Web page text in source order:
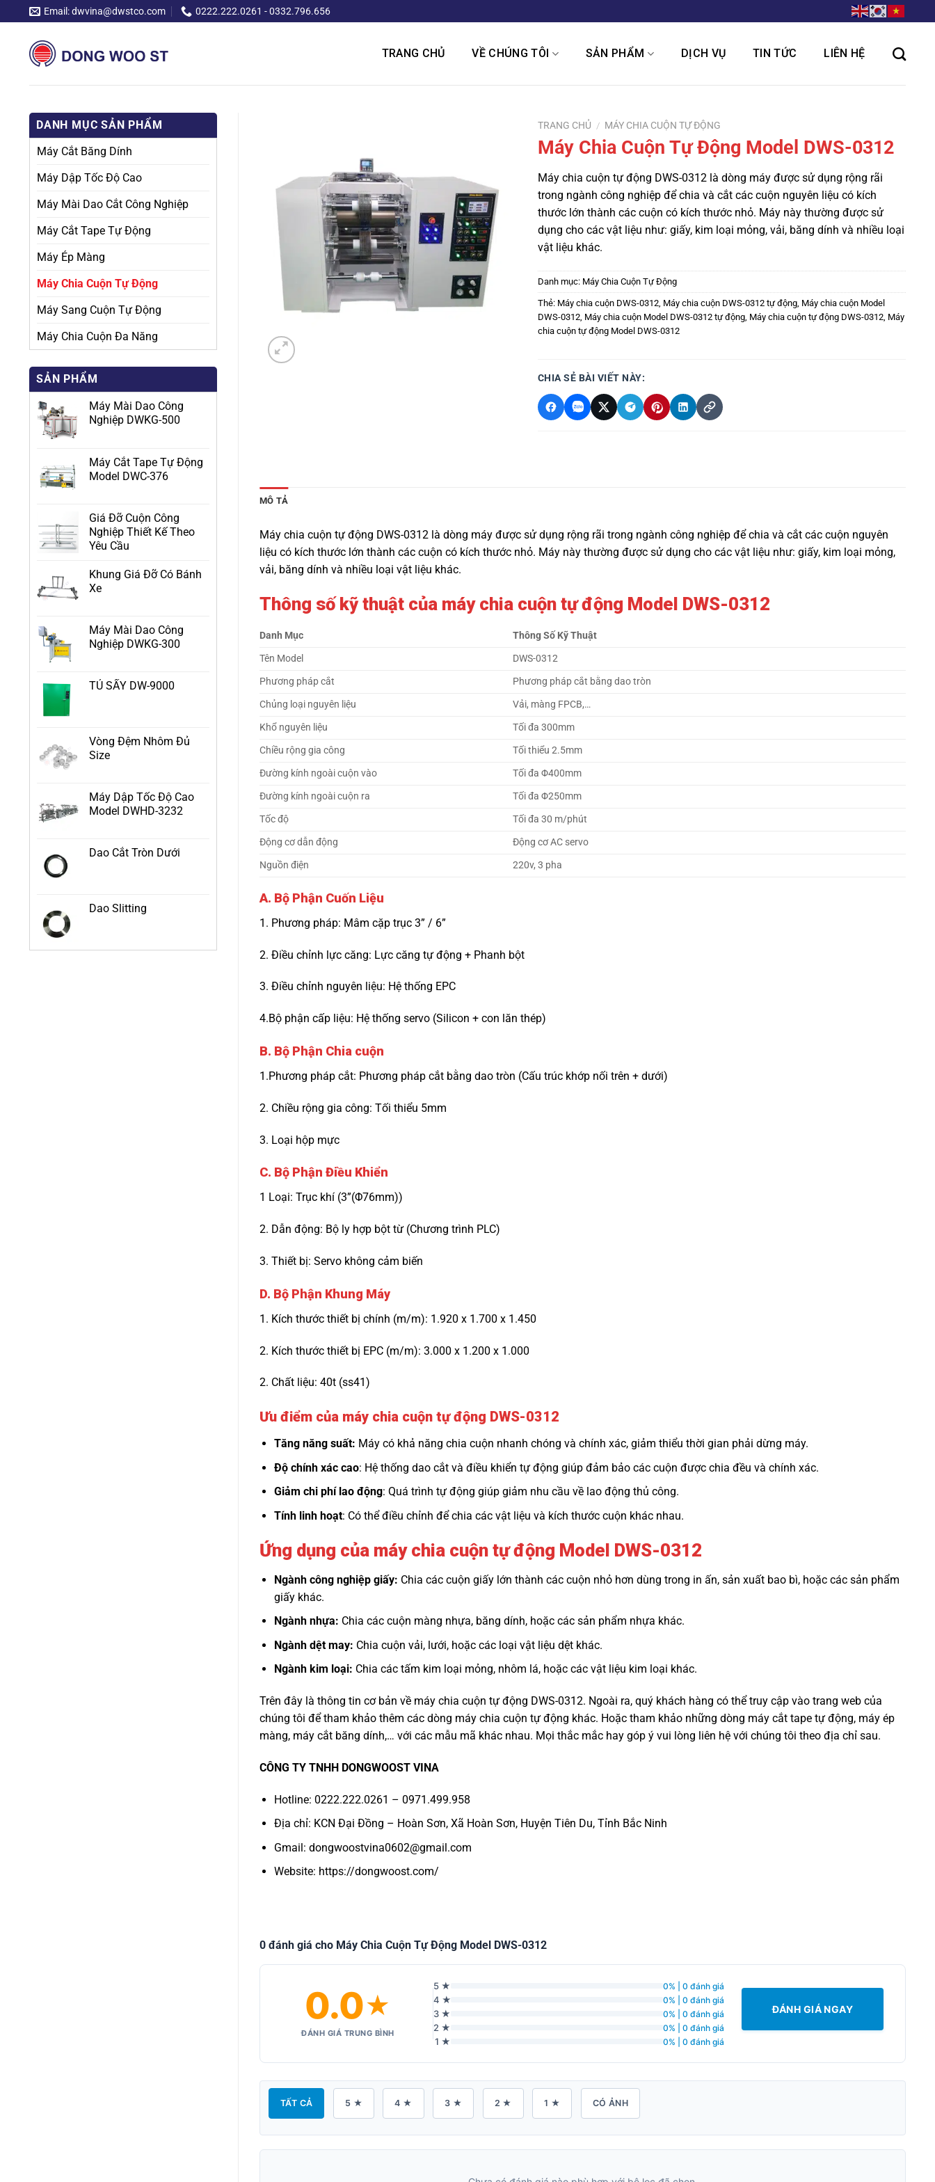
Chuyển
đến
Email: dwvina@dwstco.com 0222.222.0261 - 0332.796.656
TRANG CHỦ VỀ CHÚNG TÔI SẢN PHẨM DỊCH VỤ TIN TỨC LIÊN HỆ
DANH MỤC SẢN PHẨM
Máy Cắt Băng Dính
Máy Dập Tốc Độ Cao
Máy Mài Dao Cắt Công Nghiệp
Máy Cắt Tape Tự Động
Máy Ép Màng
Máy Chia Cuộn Tự Động
Máy Sang Cuộn Tự Động
Máy Chia Cuộn Đa Năng
SẢN PHẨM
Máy Mài Dao Công
Nghiệp DWKG-500
Máy Cắt Tape Tự Động
Model DWC-376
Giá Đỡ Cuộn Công
Nghiệp Thiết Kế Theo
Yêu Cầu
Khung Giá Đỡ Có Bánh
Xe
Máy Mài Dao Công
Nghiệp DWKG-300
TỦ SẤY DW-9000
Vòng Đệm Nhôm Đủ
Size
Máy Dập Tốc Độ Cao
Model DWHD-3232
Dao Cắt Tròn Dưới
Dao Slitting
TRANG CHỦ / MÁY CHIA CUỘN TỰ ĐỘNG
Máy Chia Cuộn Tự Động Model DWS-0312
Máy chia cuộn tự động DWS-0312 là dòng máy được sử dụng rộng rãi
trong ngành công nghiệp để chia và cắt các cuộn nguyên liệu có kích
thước lớn thành các cuộn có kích thước nhỏ. Máy này thường được sử
dụng cho các vật liệu như: giấy, kim loại mỏng, vải, băng dính và nhiều loại
vật liệu khác.
Danh mục: Máy Chia Cuộn Tự Động
Thẻ: Máy chia cuộn DWS-0312, Máy chia cuộn DWS-0312 tự động, Máy chia cuộn Model
DWS-0312, Máy chia cuộn Model DWS-0312 tự động, Máy chia cuộn tự động DWS-0312, Máy
chia cuộn tự động Model DWS-0312
CHIA SẺ BÀI VIẾT NÀY:
MÔ TẢ
Máy chia cuộn tự động DWS-0312 là dòng máy được sử dụng rộng rãi trong ngành công nghiệp để chia và cắt các cuộn nguyên
liệu có kích thước lớn thành các cuộn có kích thước nhỏ. Máy này thường được sử dụng cho các vật liệu như: giấy, kim loại mỏng,
vải, băng dính và nhiều loại vật liệu khác.
Thông số kỹ thuật của máy chia cuộn tự động Model DWS-0312
Danh Mục
Thông Số Kỹ Thuật
Tên Model
DWS-0312
Phương pháp cắt
Phương pháp cắt bằng dao tròn
Chủng loại nguyên liệu
Vải, màng FPCB,…
Khổ nguyên liệu
Tối đa 300mm
Chiều rộng gia công
Tối thiểu 2.5mm
Đường kính ngoài cuộn vào
Tối đa Φ400mm
Đường kính ngoài cuộn ra
Tối đa Φ250mm
Tốc độ
Tối đa 30 m/phút
Động cơ dẫn động
Động cơ AC servo
Nguồn điện
220v, 3 pha
A. Bộ Phận Cuốn Liệu
1. Phương pháp: Mâm cặp trục 3” / 6”
2. Điều chỉnh lực căng: Lực căng tự động + Phanh bột
3. Điều chỉnh nguyên liệu: Hệ thống EPC
4.Bộ phận cấp liệu: Hệ thống servo (Silicon + con lăn thép)
B. Bộ Phận Chia cuộn
1.Phương pháp cắt: Phương pháp cắt bằng dao tròn (Cấu trúc khớp nối trên + dưới)
2. Chiều rộng gia công: Tối thiểu 5mm
3. Loại hộp mực
C. Bộ Phận Điều Khiển
1 Loại: Trục khí (3”(Φ76mm))
2. Dẫn động: Bộ ly hợp bột từ (Chương trình PLC)
3. Thiết bị: Servo không cảm biến
D. Bộ Phận Khung Máy
1. Kích thước thiết bị chính (m/m): 1.920 x 1.700 x 1.450
2. Kích thước thiết bị EPC (m/m): 3.000 x 1.200 x 1.000
2. Chất liệu: 40t (ss41)
Ưu điểm của máy chia cuộn tự động DWS-0312
Tăng năng suất: Máy có khả năng chia cuộn nhanh chóng và chính xác, giảm thiểu thời gian phải dừng máy.
Độ chính xác cao: Hệ thống dao cắt và điều khiển tự động giúp đảm bảo các cuộn được chia đều và chính xác.
Giảm chi phí lao động: Quá trình tự động giúp giảm nhu cầu về lao động thủ công.
Tính linh hoạt: Có thể điều chỉnh để chia các vật liệu và kích thước cuộn khác nhau.
Ứng dụng của máy chia cuộn tự động Model DWS-0312
Ngành công nghiệp giấy: Chia các cuộn giấy lớn thành các cuộn nhỏ hơn dùng trong in ấn, sản xuất bao bì, hoặc các sản phẩm
giấy khác.
Ngành nhựa: Chia các cuộn màng nhựa, băng dính, hoặc các sản phẩm nhựa khác.
Ngành dệt may: Chia cuộn vải, lưới, hoặc các loại vật liệu dệt khác.
Ngành kim loại: Chia các tấm kim loại mỏng, nhôm lá, hoặc các vật liệu kim loại khác.
Trên đây là thông tin cơ bản về máy chia cuộn tự động DWS-0312. Ngoài ra, quý khách hàng có thể truy cập vào trang web của
chúng tôi để tham khảo thêm các dòng máy chia cuộn tự động khác. Hoặc tham khảo những dòng máy cắt tape tự động, máy ép
màng, máy cắt băng dính,… với các mẫu mã khác nhau. Mọi thắc mắc hay góp ý vui lòng liên hệ với chúng tôi theo địa chỉ sau.
CÔNG TY TNHH DONGWOOST VINA
Hotline: 0222.222.0261 – 0971.499.958
Địa chỉ: KCN Đại Đồng – Hoàn Sơn, Xã Hoàn Sơn, Huyện Tiên Du, Tỉnh Bắc Ninh
Gmail: dongwoostvina0602@gmail.com
Website: https://dongwoost.com/
0 đánh giá cho Máy Chia Cuộn Tự Động Model DWS-0312
0.0★
ĐÁNH GIÁ TRUNG BÌNH
5 ★ 0% | 0 đánh giá
4 ★ 0% | 0 đánh giá
3 ★ 0% | 0 đánh giá
2 ★ 0% | 0 đánh giá
1 ★ 0% | 0 đánh giá
ĐÁNH GIÁ NGAY
TẤT CẢ 5 ★ 4 ★ 3 ★ 2 ★ 1 ★ CÓ ẢNH